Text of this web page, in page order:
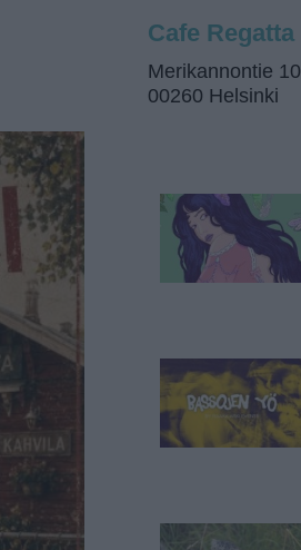
Cafe Regatta
Merikannontie 10
00260 Helsinki